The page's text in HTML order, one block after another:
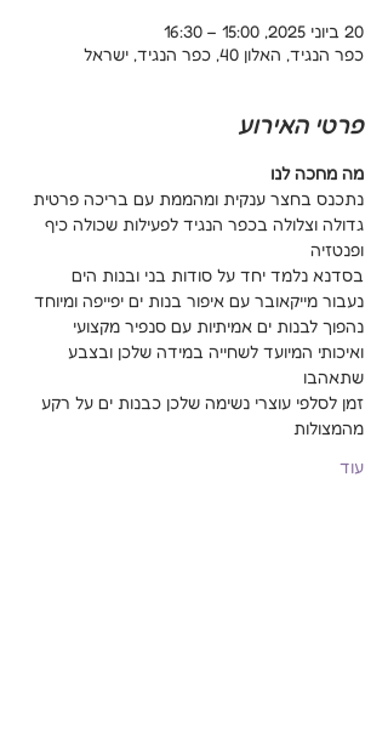
20 ביוני 2025, 15:00 – 16:30
כפר הנגיד, האלון 40, כפר הנגיד, ישראל
פרטי האירוע
מה מחכה לנו
נתכנס בחצר ענקית ומהממת עם בריכה פרטית
גדולה וצלולה בכפר הנגיד לפעילות שכולה כיף
ופנטזיה
בסדנא נלמד יחד על סודות בני ובנות הים
נעבור מייקאובר עם איפור בנות ים יפייפה ומיוחד
נהפוך לבנות ים אמיתיות עם סנפיר מקצועי
ואיכותי המיועד לשחייה במידה שלכן ובצבע
שתאהבו
זמן לסלפי עוצרי נשימה שלכן כבנות ים על רקע
מהמצולות
עוד